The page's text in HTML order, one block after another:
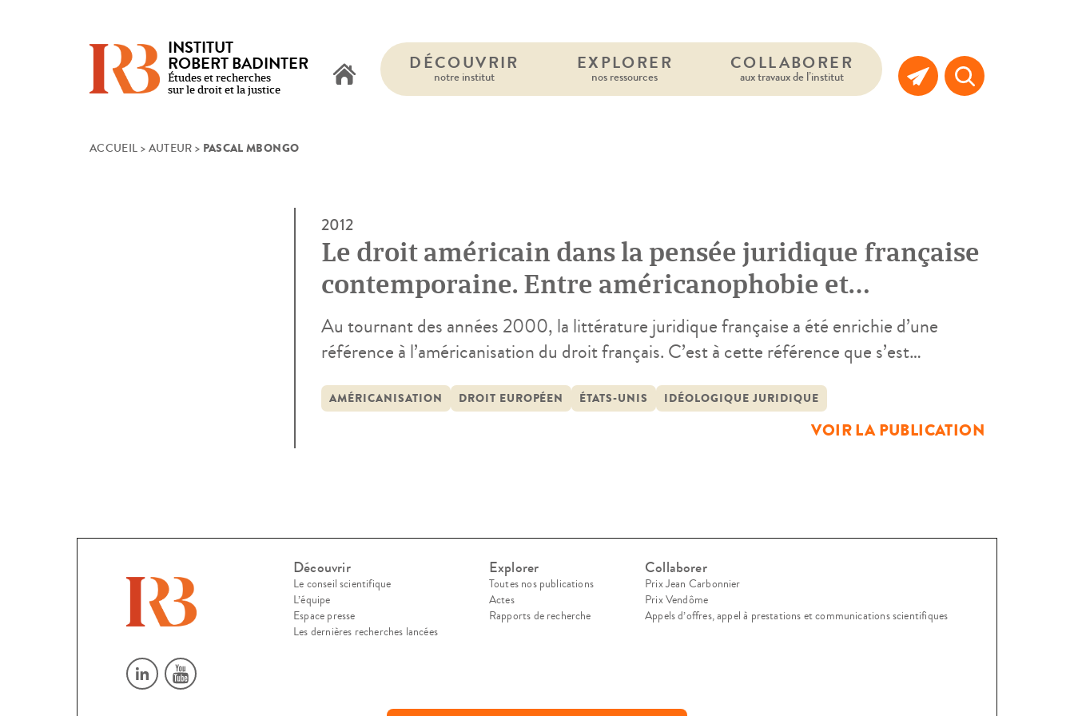
INSTITUT
ROBERT BADINTER
Études et recherches
sur le droit et la justice
DÉCOUVRIR
notre institut
EXPLORER
nos ressources
COLLABORER
aux travaux de l’institut
ACCUEIL > AUTEUR > PASCAL MBONGO
2012
Le droit américain dans la pensée juridique française
contemporaine. Entre américanophobie et
américanophilie
Au tournant des années 2000, la littérature juridique française a été enrichie d’une
référence à l’américanisation du droit français. C’est à cette référence que s’est
était un discours juridique et politique et que ce discours semblait reposer à la fois sur des
AMÉRICANISATION DROIT EUROPÉEN ÉTATS-UNIS IDÉOLOGIQUE JURIDIQUE
VOIR LA PUBLICATION
Découvrir
Le conseil scientifique
L’équipe
Espace presse
Les dernières recherches lancées
Explorer
Toutes nos publications
Actes
Rapports de recherche
Collaborer
Prix Jean Carbonnier
Prix Vendôme
Appels d’offres, appel à prestations et communications scientifiques